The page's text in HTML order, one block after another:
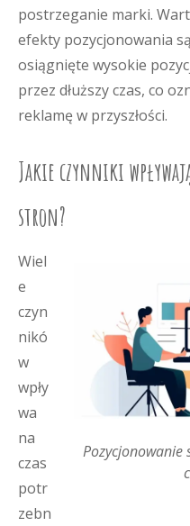
postrzeganie marki.
efekty pozycjonowania
osiągnięte wysokie
przez dłuższy czas, co
reklamę w przyszłości.
Jakie czynniki
stron?
Pozycjonowanie
Wiel
e
czyn
nikó
w
wpły
wa
na
czas
potr
zebn